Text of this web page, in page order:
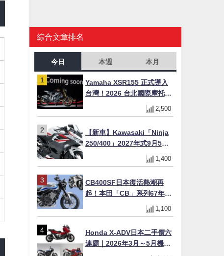
綜合文章排名
今日 本週 本月
Yamaha XSR155 正式導入
台灣！2026 台北國際摩托車
展亮相，70 週年紀念版
YZF-R 系列限量追加販售
2,500
【新車】Kawasaki「Ninja
250/400」2027年式9月5日
日本發售！新塗裝登場×價格
不變×輔助滑動式離合器
1,400
CB400SF日本復活熱潮再
起！本田「CB」系列67年傳
奇解密 與CBR差異一次搞懂
1,100
Honda X-ADV日本二手價六
連霸｜2026年3月～5月機車
轉售排行榜 CBR1000RR-R